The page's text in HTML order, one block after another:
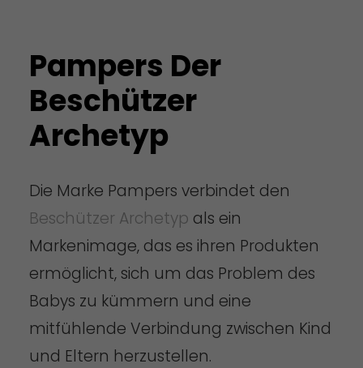
Pampers Der
Beschützer
Archetyp
Die Marke Pampers verbindet den
Beschützer Archetyp als ein
Markenimage, das es ihren Produkten
ermöglicht, sich um das Problem des
Babys zu kümmern und eine
mitfühlende Verbindung zwischen Kind
und Eltern herzustellen.